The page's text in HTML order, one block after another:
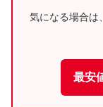
気になる場合は
最安